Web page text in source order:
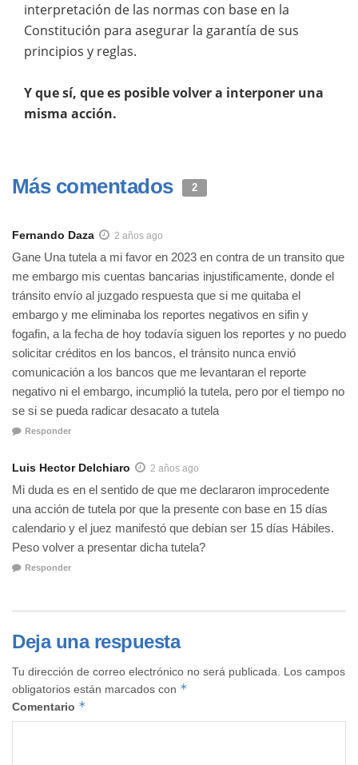
interpretación de las normas con base en la
Constitución para asegurar la garantía de sus
principios y reglas.
Y que sí, que es posible volver a interponer una
misma acción.
Más comentados 2
Fernando Daza 2 años ago
Gane Una tutela a mi favor en 2023 en contra de un transito que
me embargo mis cuentas bancarias injustificamente, donde el
tránsito envío al juzgado respuesta que si me quitaba el
embargo y me eliminaba los reportes negativos en sifin y
fogafin, a la fecha de hoy todavía siguen los reportes y no puedo
solicitar créditos en los bancos, el tránsito nunca envió
comunicación a los bancos que me levantaran el reporte
negativo ni el embargo, incumplió la tutela, pero por el tiempo no
se si se pueda radicar desacato a tutela
Responder
Luis Hector Delchiaro 2 años ago
Mi duda es en el sentido de que me declararon improcedente
una acción de tutela por que la presente con base en 15 días
calendario y el juez manifestó que debían ser 15 días Hábiles.
Peso volver a presentar dicha tutela?
Responder
Deja una respuesta
Tu dirección de correo electrónico no será publicada.
Los campos
obligatorios están marcados con *
Comentario *